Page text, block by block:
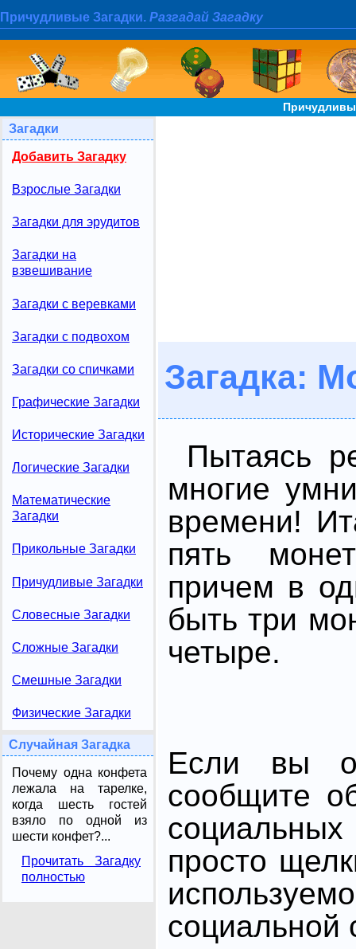
Причудливые Загадки. Разгадай Загадку
Загадки
Добавить Загадку
Взрослые Загадки
Загадки для эрудитов
Загадки на
взвешивание
Загадки с веревками
Загадки с подвохом
Загадки со спичками
Графические Загадки
Исторические Загадки
Логические Загадки
Математические
Загадки
Прикольные Загадки
Причудливые Загадки
Словесные Загадки
Сложные Загадки
Смешные Загадки
Физические Загадки
Случайная Загадка
Почему одна конфета
лежала на тарелке,
когда шесть гостей
взяло по одной из
шести конфет?...
Прочитать Загадку
полностью
Загадка:
Пытаясь
многие
времени!
пять
причем в
быть три
четыре.
Если вы
сообщите
просто
социальной